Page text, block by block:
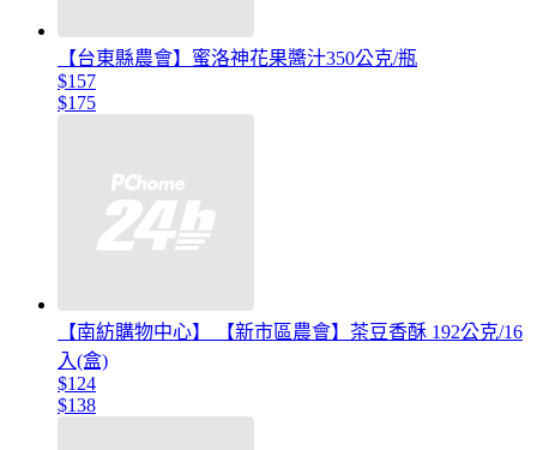
【台東縣農會】蜜洛神花果醬汁350公克/瓶
$157
$175
【南紡購物中心】 【新市區農會】茶豆香酥 192公克/16
入(盒)
$124
$138